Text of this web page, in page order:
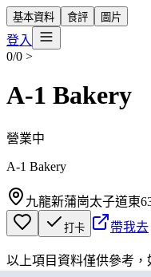
基本資料 食評 圖片
登入
0/0 >
A-1 Bakery
營業中
A-1 Bakery
九龍新蒲崗太子道東
打卡 帶我去
以上項目資料僅供參考